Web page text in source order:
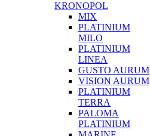
KRONOPOL
MIX
PLATINIUM
MILO
PLATINIUM
LINEA
GUSTO AURUM
VISION AURUM
PLATINIUM
TERRA
PALOMA
PLATINIUM